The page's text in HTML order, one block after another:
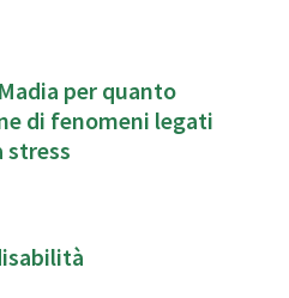
per quanto
di fenomeni legati
stress